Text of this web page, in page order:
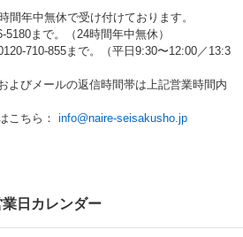
間年中無休で受け付けております。
まで。（24時間年中無休）
710-855まで。（平日9:30〜12:00／13:3
よびメールの返信時間帯は上記営業時間内
こちら： info@naire-seisakusho.jp
業日カレンダー